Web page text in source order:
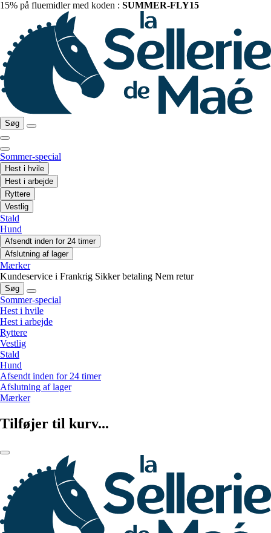
15% på fluemidler med koden : SUMMER-FLY15
Søg
Sommer-special
Hest i hvile
Hest i arbejde
Ryttere
Vestlig
Stald
Hund
Afsendt inden for 24 timer
Afslutning af lager
Mærker
Kundeservice i Frankrig Sikker betaling Nem retur
Søg
Sommer-special
Hest i hvile
Hest i arbejde
Ryttere
Vestlig
Stald
Hund
Afsendt inden for 24 timer
Afslutning af lager
Mærker
Tilføjer til kurv...